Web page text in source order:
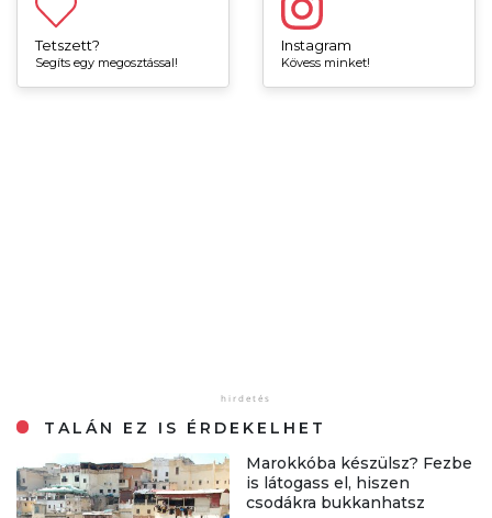
Tetszett?
Segíts egy megosztással!
Instagram
Kövess minket!
TALÁN EZ IS ÉRDEKELHET
Marokkóba készülsz? Fezbe
is látogass el, hiszen
csodákra bukkanhatsz